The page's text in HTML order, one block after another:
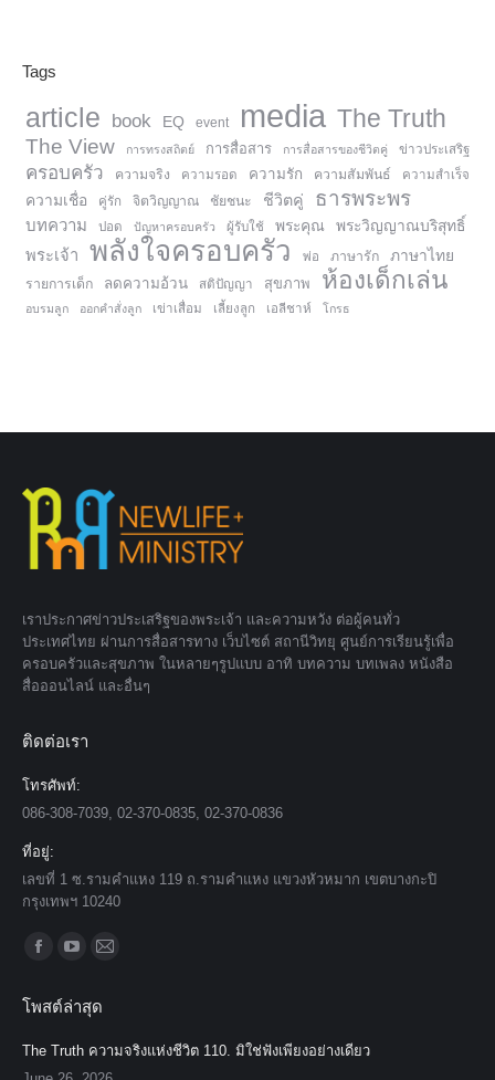
Tags
article book EQ event media The Truth
The View การทรงสถิตย์ การสื่อสาร การสื่อสารของชีวิตคู่ ข่าวประเสริฐ
ครอบครัว ความจริง ความรอด ความรัก ความสัมพันธ์ ความสำเร็จ
ความเชื่อ คู่รัก จิตวิญญาณ ชัยชนะ ชีวิตคู่ ธารพระพร
บทความ ปอด ปัญหาครอบครัว ผู้รับใช้ พระคุณ
พระวิญญาณบริสุทธิ์
พระเจ้า
พลังใจครอบครัว พ่อ ภาษารัก ภาษาไทย
รายการเด็ก ลดความอ้วน สติปัญญา สุขภาพ ห้องเด็กเล่น
อบรมลูก ออกคำสั่งลูก เข่าเสื่อม เลี้ยงลูก เอลีชาห์ โกรธ
เราประกาศข่าวประเสริฐของพระเจ้า และความหวัง ต่อผู้คนทั่ว
ประเทศไทย ผ่านการสื่อสารทาง เว็บไซต์ สถานีวิทยุ ศูนย์การเรียนรู้เพื่อ
ครอบครัวและสุขภาพ ในหลายๆรูปแบบ อาทิ บทความ บทเพลง หนังสือ
สื่อออนไลน์ และอื่นๆ
ติดต่อเรา
โทรศัพท์:
086-308-7039, 02-370-0835, 02-370-0836
ที่อยู่:
เลขที่ 1 ซ.รามคำแหง 119 ถ.รามคำแหง แขวงหัวหมาก เขตบางกะปิ
กรุงเทพฯ 10240
Find us on:
opens
in
new
opens
in
new
in
new
โพสต์ล่าสุด
The Truth ความจริงแห่งชีวิต 110. มิใช่ฟังเพียงอย่างเดียว